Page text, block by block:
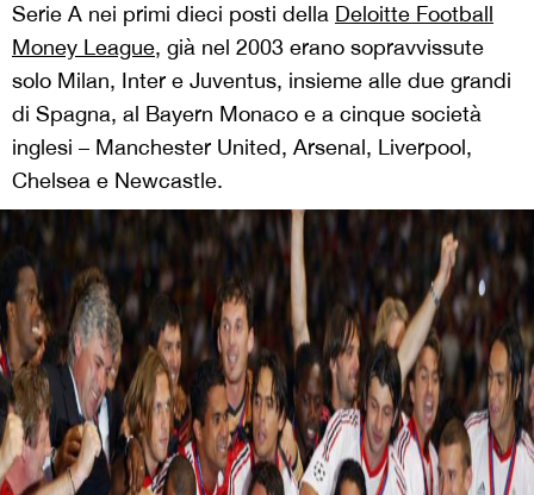
Serie A nei primi dieci posti della Deloitte Football
Money League, già nel 2003 erano sopravvissute
solo Milan, Inter e Juventus, insieme alle due grandi
di Spagna, al Bayern Monaco e a cinque società
inglesi – Manchester United, Arsenal, Liverpool,
Chelsea e Newcastle.